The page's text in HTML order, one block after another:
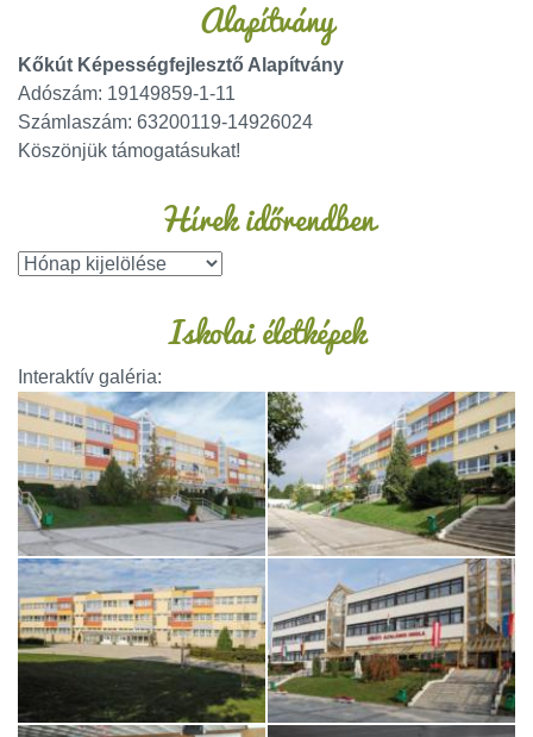
Alapítvány
Kőkút Képességfejlesztő Alapítvány
Adószám: 19149859-1-11
Számlaszám: 63200119-14926024
Köszönjük támogatásukat!
Hírek időrendben
Iskolai életképek
Interaktív galéria: